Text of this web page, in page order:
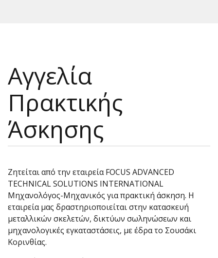
Αγγελία
Πρακτικής
Άσκησης
Ζητείται από την εταιρεία FOCUS ADVANCED
TECHNICAL SOLUTIONS INTERNATIONAL
Μηχανολόγος-Μηχανικός για πρακτική άσκηση. Η
εταιρεία μας δραστηριοποιείται στην κατασκευή
μεταλλικών σκελετών, δικτύων σωληνώσεων και
μηχανολογικές εγκαταστάσεις, με έδρα το Σουσάκι
Κορινθίας.